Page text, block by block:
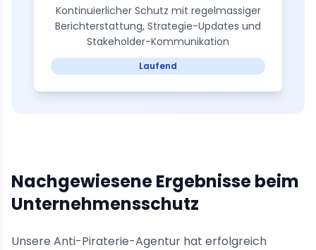
Kontinuierlicher Schutz mit regelmassiger
Berichterstattung, Strategie-Updates und
Stakeholder-Kommunikation
Laufend
Nachgewiesene Ergebnisse beim
Unternehmensschutz
Unsere Anti-Piraterie-Agentur hat erfolgreich